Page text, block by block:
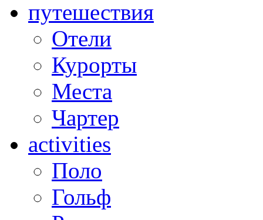
путешествия
Отели
Курорты
Места
Чартер
activities
Поло
Гольф